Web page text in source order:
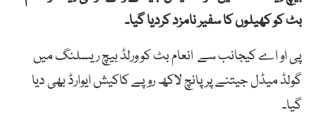
بٹ کو کھیلوں کا سفیر نامزد کردیا گیا۔
پی او اے کیجانب سے انعام بٹ کو ورلڈ بیچ ریسلنگ میں
گولڈ میڈل جیتنے پرپانچ لاکھ روپے کاکیش ایوارڈ بھی دیا
گیا۔